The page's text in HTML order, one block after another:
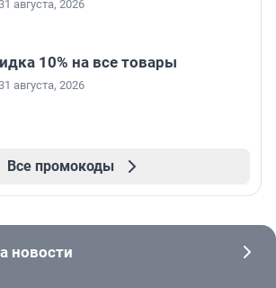
августа, 2026
10% на все товары
августа, 2026
Все промокоды
новости